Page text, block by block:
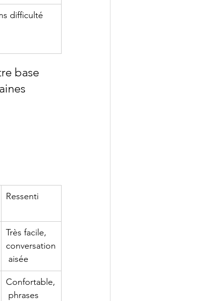
difficulté
base
Ressenti
Très facile,
conversation
aisée
Confortable,
phrases